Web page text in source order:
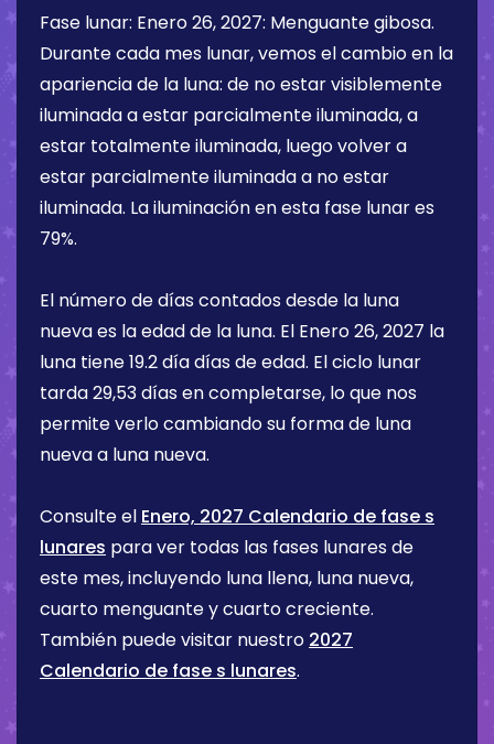
Fase lunar: Enero 26, 2027: Menguante gibosa.
Durante cada mes lunar, vemos el cambio en la
apariencia de la luna: de no estar visiblemente
iluminada a estar parcialmente iluminada, a
estar totalmente iluminada, luego volver a
estar parcialmente iluminada a no estar
iluminada. La iluminación en esta fase lunar es
79%.
El número de días contados desde la luna
nueva es la edad de la luna. El Enero 26, 2027 la
luna tiene19.2 díadías de edad. El ciclo lunar
tarda 29,53 días en completarse, lo que nos
permite verlo cambiando su forma de luna
nueva a luna nueva.
Consulte el Enero, 2027 Calendario de fase s
lunares para ver todas las fases lunares de
este mes, incluyendo luna llena, luna nueva,
cuarto menguante y cuarto creciente.
También puede visitar nuestro 2027
Calendario de fase s lunares.